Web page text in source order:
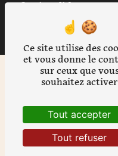
- 2026
Mentions légales
Ce site utilise des
et vous donne le
sur ceux que
souhaitez activer
Tout accepter
Tout refuser